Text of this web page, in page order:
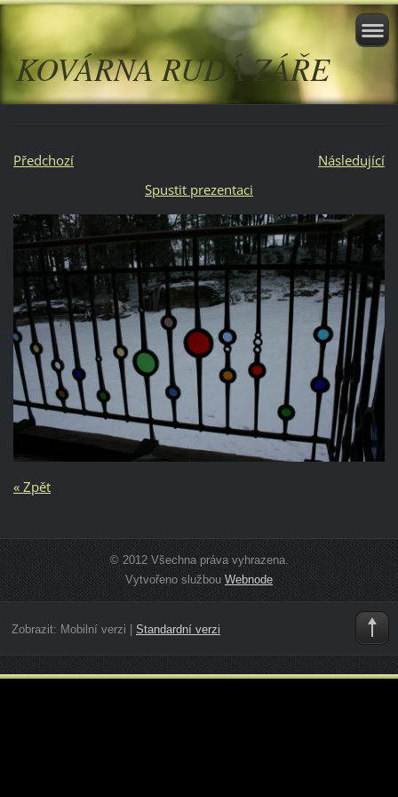
KOVÁRNA RUDÁ ZÁŘE
Předchozí
Následující
Spustit prezentaci
« Zpět
© 2012 Všechna práva vyhrazena.
Vytvořeno službou Webnode
Zobrazit: Mobilní verzi Standardní verzi